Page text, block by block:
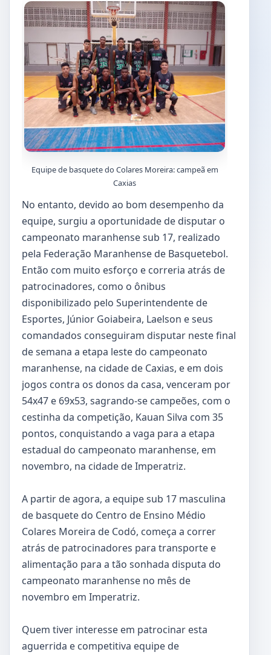
Equipe de basquete do Colares Moreira: campeã em
Caxias
No entanto, devido ao bom desempenho da
equipe, surgiu a oportunidade de disputar o
campeonato maranhense sub 17, realizado
pela Federação Maranhense de Basquetebol.
Então com muito esforço e correria atrás de
patrocinadores, como o ônibus
disponibilizado pelo Superintendente de
Esportes, Júnior Goiabeira, Laelson e seus
comandados conseguiram disputar neste final
de semana a etapa leste do campeonato
maranhense, na cidade de Caxias, e em dois
jogos contra os donos da casa, venceram por
54x47 e 69x53, sagrando-se campeões, com o
cestinha da competição, Kauan Silva com 35
pontos, conquistando a vaga para a etapa
estadual do campeonato maranhense, em
novembro, na cidade de Imperatriz.
A partir de agora, a equipe sub 17 masculina
de basquete do Centro de Ensino Médio
Colares Moreira de Codó, começa a correr
atrás de patrocinadores para transporte e
alimentação para a tão sonhada disputa do
campeonato maranhense no mês de
novembro em Imperatriz.
Quem tiver interesse em patrocinar esta
aguerrida e competitiva equipe de